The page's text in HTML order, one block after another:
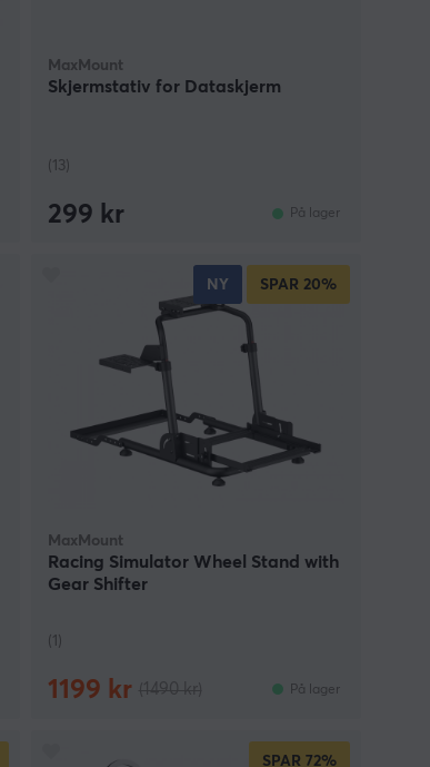
MaxMount
Skjermstativ for Dataskjerm
(13)
299 kr På lager
NY SPAR 20%
MaxMount
Racing Simulator Wheel Stand with
Gear Shifter
(1)
1199 kr På lager
SPAR 72%